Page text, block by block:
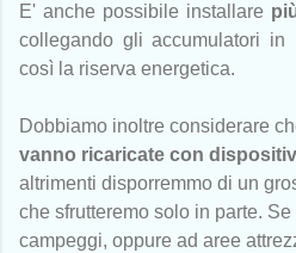
E' anche possibile installare
collegando gli accumulatori in
così la riserva energetica.
Dobbiamo inoltre considerare
vanno ricaricate con
altrimenti disporremmo di un
che sfrutteremo solo in parte.
campeggi, oppure ad aree